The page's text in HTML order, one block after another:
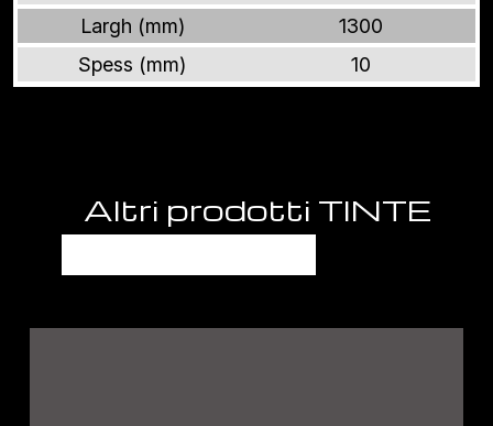
Largh (mm)
1300
Spess (mm)
10
Altri prodotti TINTE
UNITE